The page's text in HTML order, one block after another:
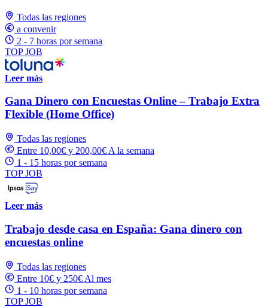
Todas las regiones
a convenir
2 - 7 horas por semana
TOP JOB
Leer más
Gana Dinero con Encuestas Online – Trabajo Extra
Flexible (Home Office)
Todas las regiones
Entre 10,00€ y 200,00€ A la semana
1 - 15 horas por semana
TOP JOB
Leer más
Trabajo desde casa en España: Gana dinero con
encuestas online
Todas las regiones
Entre 10€ y 250€ Al mes
1 - 10 horas por semana
TOP JOB